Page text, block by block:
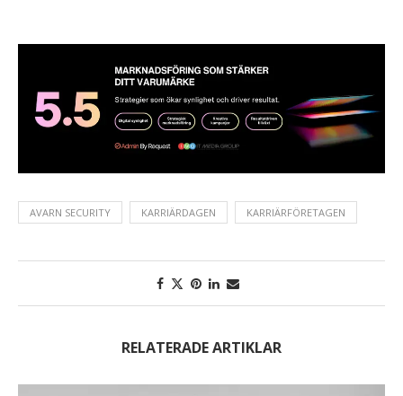
AVARN SECURITY KARRIÄRDAGEN KARRIÄRFÖRETAGEN
RELATERADE ARTIKLAR